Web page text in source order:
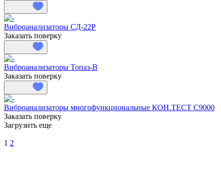
Виброанализаторы СД-22Р
Заказать поверку
Виброанализаторы Топаз-В
Заказать поверку
Виброанализаторы многофункциональные КОН.ТЕСТ С9000
Заказать поверку
Загрузить еще
1 2